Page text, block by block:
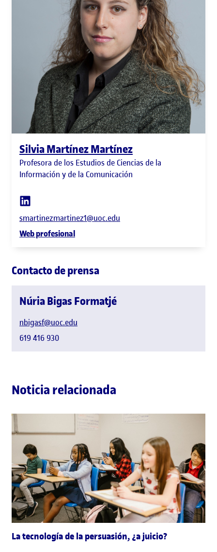
Silvia Martínez Martínez
Profesora de los Estudios de Ciencias de la
Información y de la Comunicación
smartinezmartinez1@uoc.edu
Web profesional
Contacto de prensa
Núria Bigas Formatjé
nbigasf@uoc.edu
619 416 930
Noticia relacionada
La tecnología de la persuasión, ¿a juicio?